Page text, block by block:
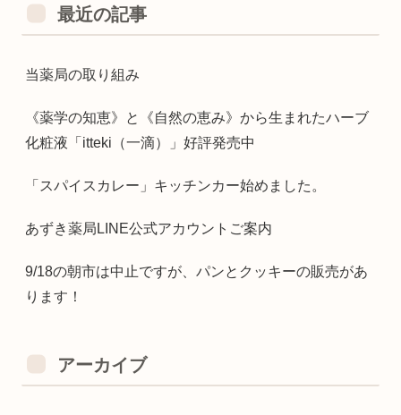
最近の記事
当薬局の取り組み
《薬学の知恵》と《自然の恵み》から生まれたハーブ
化粧液「itteki（一滴）」好評発売中
「スパイスカレー」キッチンカー始めました。
あずき薬局LINE公式アカウントご案内
9/18の朝市は中止ですが、パンとクッキーの販売があ
ります！
アーカイブ